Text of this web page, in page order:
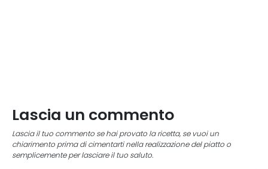
Lascia un commento
Lascia il tuo commento se hai provato la ricetta, se vuoi un
chiarimento prima di cimentarti nella realizzazione del piatto o
semplicemente per lasciare il tuo saluto.